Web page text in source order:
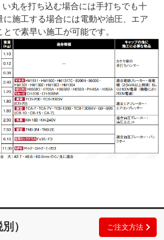
丸を打ち込む場合には手打ちでも十
施工する場合には電動や油圧、エア
で素早い施工が可能です。
） ご注文方法